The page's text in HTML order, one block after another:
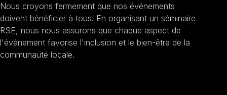
Nous croyons fermement que nos événements
doivent bénéficier à tous. En organisant un séminaire
RSE, nous nous assurons que chaque aspect de
l'événement favorise l'inclusion et le bien-être de la
communauté locale.